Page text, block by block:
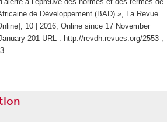
de Développement (BAD) », La Revue
10 | 2016, Online since 17 November
201 URL : http://revdh.revues.org/2553 ;